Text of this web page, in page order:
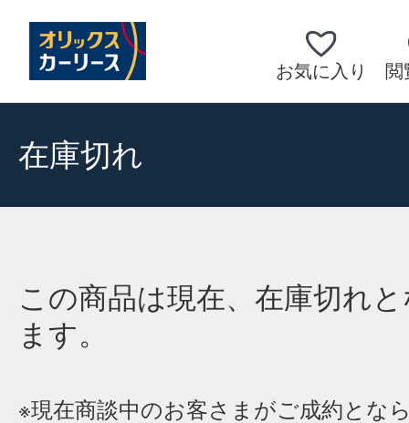
お気に入り 閲
在庫切れ
この商品は現在、在庫切れ
ます。
※現在商談中のお客さまがご成約とな